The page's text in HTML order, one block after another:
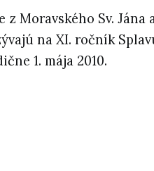
z Moravského Sv.
na XI. ročník
1. mája 2010.